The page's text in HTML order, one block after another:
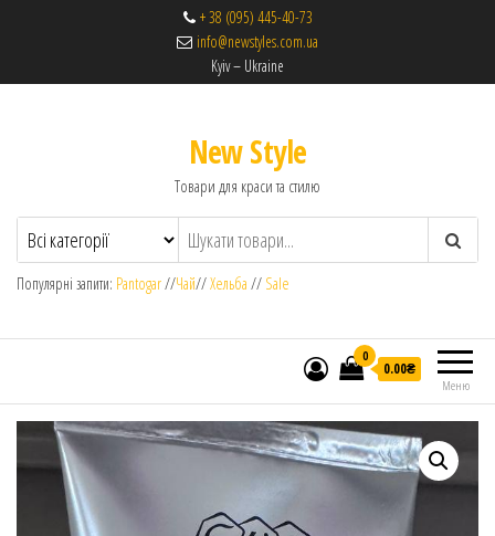
+ 38 (095) 445-40-73
info@newstyles.com.ua
Kyiv – Ukraine
New Style
Товари для краси та стилю
Популярні запити: Pantogar//Чай//Хельба // Sale
Меню
0
0.00₴